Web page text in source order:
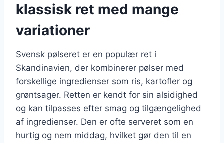
klassisk ret med mange
variationer
Svensk pølseret er en populær ret i
Skandinavien, der kombinerer pølser med
forskellige ingredienser som ris, kartofler og
grøntsager. Retten er kendt for sin alsidighed
og kan tilpasses efter smag og tilgængelighed
af ingredienser. Den er ofte serveret som en
hurtig og nem middag, hvilket gør den til en